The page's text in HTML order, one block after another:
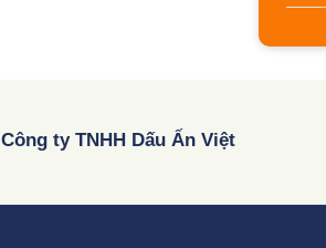
Công ty TNHH Dấu Ấn Việt